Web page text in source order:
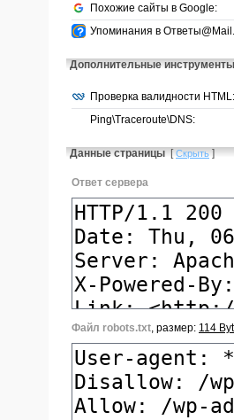
Похожие сайты в Google:
Упоминания в
Дополнительные инструменты
Проверка валидности HTML:
Ping\Traceroute\DNS:
Данные страницы [Скрыть]
Ответ сервера
Файл robots.txt , размер: 114